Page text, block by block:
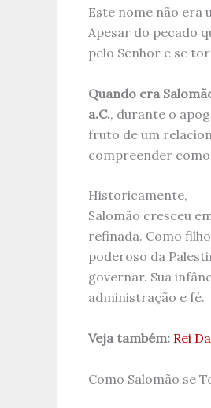
Este nome não era
Apesar do pecado
pelo Senhor e se
Quando era
a.C., durante o
fruto de um
compreender como
Historicamente,
Salomão cresceu
refinada. Como
poderoso da
governar. Sua
administração e fé.
Veja também: Rei
Como Salomão se